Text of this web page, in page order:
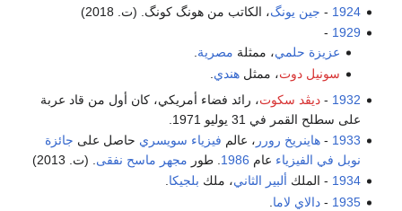
1924
- جين يونگ، الكاتب من هونگ كونگ. (ت. 2018)
1929
-
عزيزة حلمي، ممثلة مصرية.
سونيل دوت، ممثل هندي
1932
-ديڤد سكوت، رائد فضاء أمريكي، كان أول من قاد عربة
على سطلح القمر في 31 يوليو 1971.
1933
-هاينريخ رورر ، عالم فيزياء سويسري حاصل على جائزة
نوبل في الفيزياء عام 1986 . طور مجهر ماسح نفقى . (ت. 2013)
1934 - الملك ألبير الثاني، ملك بلجيكا.
1935
-دالاي لاما